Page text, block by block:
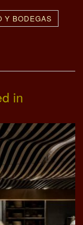
Y BODEGAS
in